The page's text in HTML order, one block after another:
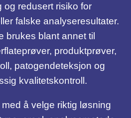
og redusert risiko for
falske analyseresultater.
brukes blant annet til
produktprøver,
patogendeteksjon og
kvalitetskontroll.
å velge riktig løsning